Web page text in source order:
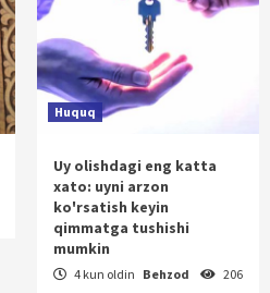
Huquq
Uy olishdagi eng katta
xato: uyni arzon
ko'rsatish keyin
qimmatga tushishi
mumkin
4 kun oldin Behzod 206